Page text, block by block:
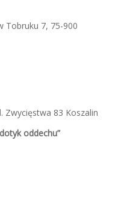
Tobruku 7, 75-900
Zwycięstwa 83 Koszalin
oddechu”